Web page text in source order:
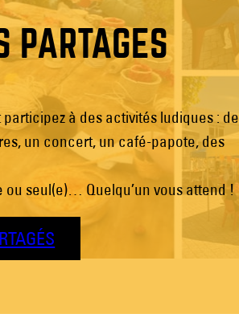
PARTAGÉS
à des activités ludiques :
un concert, un café-papote, des
ou seul(e)… Quelqu’un vous attend !